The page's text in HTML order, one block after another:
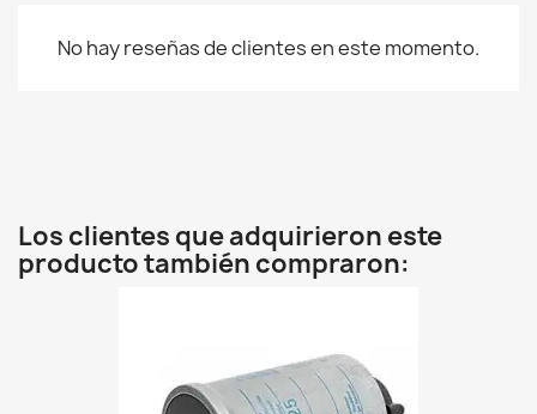
No hay reseñas de clientes en este momento.
Los clientes que adquirieron este
producto también compraron: